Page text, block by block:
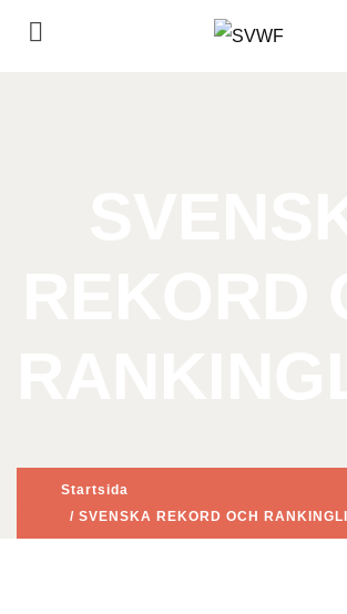
Startsida
/ SVENSKA REKORD OCH